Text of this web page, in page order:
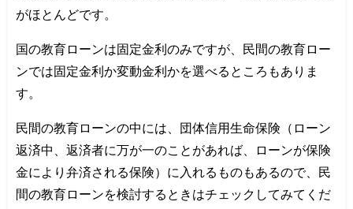
がほとんどです。
国の教育ローンは固定金利のみですが、民間の教育ロー
ンでは固定金利か変動金利かを選べるところもありま
す。
民間の教育ローンの中には、団体信用生命保険（ローン
返済中、返済者に万が一のことがあれば、ローンが保険
金により弁済される保険）に入れるものもあるので、民
間の教育ローンを検討するときはチェックしてみてくだ